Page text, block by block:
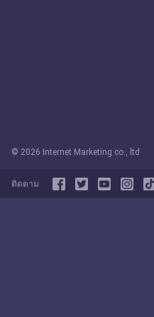
© 2026 Internet Marketing co., ltd
ติดตาม